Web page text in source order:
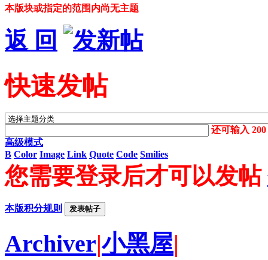
本版块或指定的范围内尚无主题
返 回
快速发帖
还可输入200
高级模式
B Color Image Link Quote Code Smilies
您需要登录后才可以发帖
本版积分规则 发表帖子
Archiver|小黑屋|